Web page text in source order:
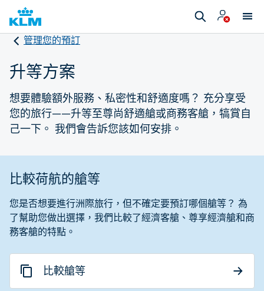
管理您的預訂
升等方案
想要體驗額外服務、私密性和舒適度嗎？ 充分享受
您的旅行——升等至尊尚舒適艙或商務客艙，犒賞自
己一下。 我們會告訴您該如何安排。
比較荷航的艙等
您是否想要進行洲際旅行，但不確定要預訂哪個艙等？ 為
了幫助您做出選擇，我們比較了經濟客艙、尊享經濟艙和商
務客艙的特點。
比較艙等